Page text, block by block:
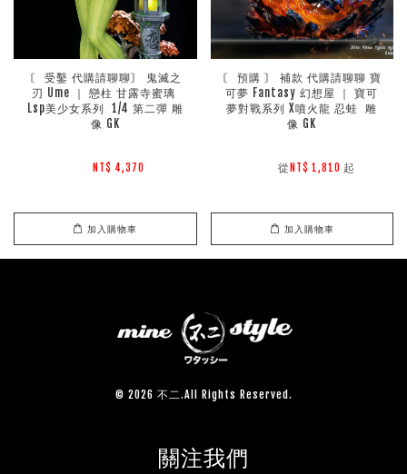
〘 受鑿 代購請聊聊〙 鬼滅之
刃 Ume ｜ 戀柱 甘露寺蜜璃
Lsp美少女系列  1/4 第二彈 雕
像 GK
NT$ 4,370
加入購物車
〘 預購 〙 補款 代購請聊聊 寶
可夢 Fantasy 幻想屋 ｜ 寶可
夢對戰系列 X噴火龍 忍蛙  雕
像 GK
        從
NT$ 1,810 起
加入購物車
© 2026 不二.All Rights Reserved.
關注我們